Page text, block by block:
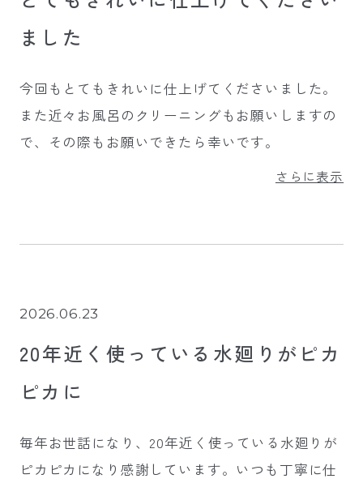
ました
今回もとてもきれいに仕上げてくださいました。
また近々お風呂のクリーニングもお願いしますの
で、その際もお願いできたら幸いです。
さらに表示
2026.06.23
20年近く使っている水廻りがピカ
ピカに
毎年お世話になり、20年近く使っている水廻りが
ピカピカになり感謝しています。いつも丁寧に仕